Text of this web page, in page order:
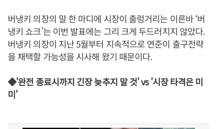
버냉키 의장의 말 한 마디에 시장이 출렁거리는 이른바 ‘버
냉키 쇼크’는 이번 발표에는 그리 크게 두드러지지 않았다.
버냉키 의장이 지난 5월부터 지속적으로 연준이 출구전략
을 채택할 가능성을 시사해 왔기 때문이다.
◆'완전 종료시까지 긴장 늦추지 말 것' vs '시장 타격은 미
미'